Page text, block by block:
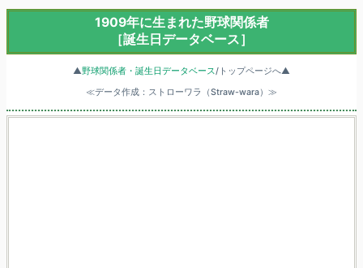
1909年に生まれた野球関係者
［誕生日データベース］
▲野球関係者・誕生日データベース/トップページへ▲
≪データ作成：ストローワラ（Straw-wara）≫